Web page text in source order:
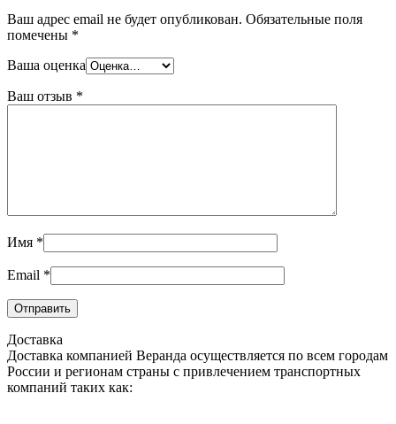
Ваш адрес email не будет опубликован. Обязательные поля
помечены *
Ваша оценка
Ваш отзыв *
Имя *
Email *
Доставка
Доставка компанией Веранда осуществляется по всем городам
России и регионам страны с привлечением транспортных
компаний таких как: